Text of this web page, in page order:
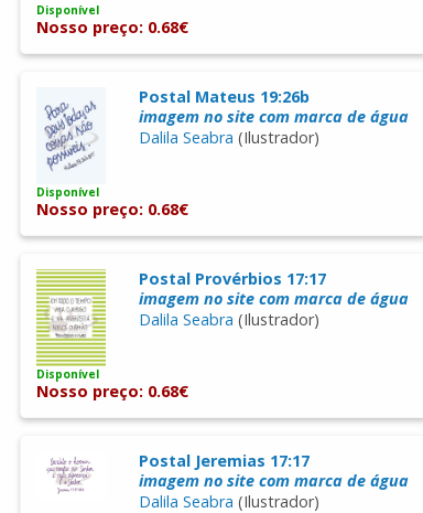
Disponível
Nosso preço: 0.68€
Postal Mateus 19:26b
imagem no site com marca de água
Dalila Seabra (Ilustrador)
Disponível
Nosso preço: 0.68€
Postal Provérbios 17:17
imagem no site com marca de água
Dalila Seabra (Ilustrador)
Disponível
Nosso preço: 0.68€
Postal Jeremias 17:17
imagem no site com marca de água
Dalila Seabra (Ilustrador)